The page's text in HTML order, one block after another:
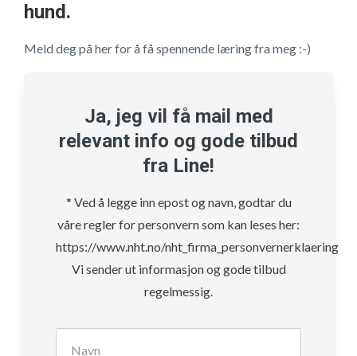
hund.
Meld deg på her for å få spennende læring fra meg :-)
Ja, jeg vil få mail med
relevant info og gode tilbud
fra Line!
* Ved å legge inn epost og navn, godtar du
våre regler for personvern som kan leses her:
https://www.nht.no/nht_firma_personvernerklaering
Vi sender ut informasjon og gode tilbud
regelmessig.